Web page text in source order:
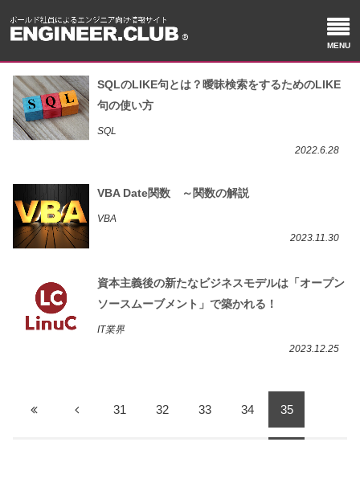
SQLのLIKE句とは？曖昧検索をするためのLIKE
句の使い方
SQL
2022.6.28
VBA Date関数 ～関数の解説
VBA
2023.11.30
資本主義後の新たなビジネスモデルは「オープン
ソースムーブメント」で築かれる！
IT業界
2023.12.25
31 32 33 34 35